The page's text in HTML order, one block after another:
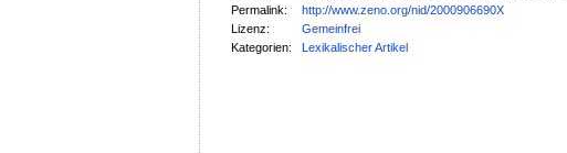
Permalink:
http://www.zeno.org/nid/2000906690X
Lizenz:
Gemeinfrei
Kategorien:
Lexikalischer Artikel